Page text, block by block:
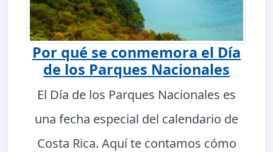
Por qué se conmemora el Día
de los Parques Nacionales
El Día de los Parques Nacionales es
una fecha especial del calendario de
Costa Rica. Aquí te contamos cómo